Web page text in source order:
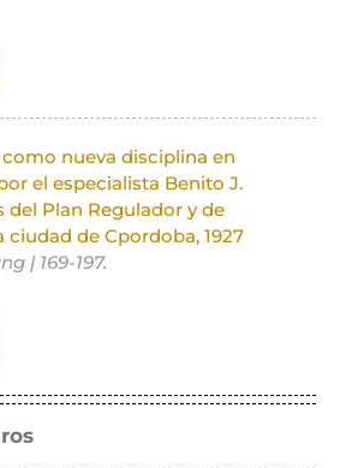
nueva disciplina en
el especialista Benito J.
del Plan Regulador y de
ciudad de Cpordoba, 1927
| 169-197.